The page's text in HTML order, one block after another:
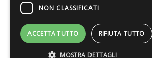
PRIVACY
NON CLASSIFICATI
ACCETTA TUTTO RIFIUTA TUTTO
MOSTRA DETTAGLI